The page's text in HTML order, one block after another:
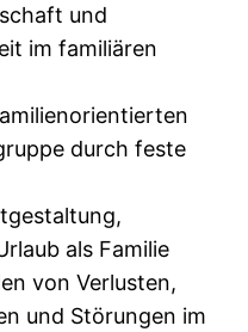
und
im familiären
durch feste
als Familie
von Verlusten,
und Störungen im